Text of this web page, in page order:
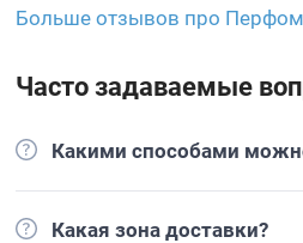
Больше отзывов про
Часто задаваемые
Какими способами
Какая зона доставки?